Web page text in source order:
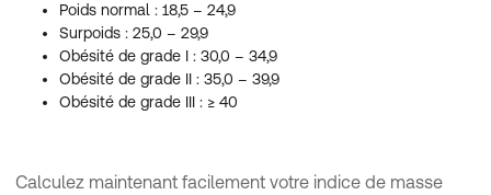
Poids normal : 18,5 – 24,9
Surpoids : 25,0 – 29,9
Obésité de grade I : 30,0 – 34,9
Obésité de grade II : 35,0 – 39,9
Obésité de grade III : ≥ 40
Calculez maintenant facilement votre indice de masse